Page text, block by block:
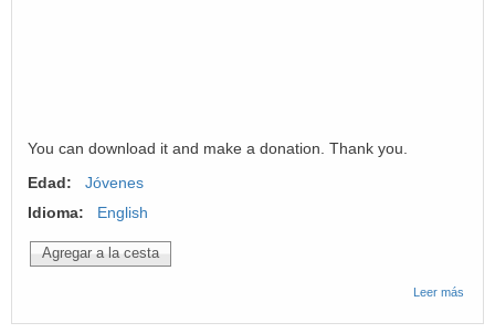
You can download it and make a donation. Thank you.
Edad:
Jóvenes
Idioma:
English
Leer más
Juan